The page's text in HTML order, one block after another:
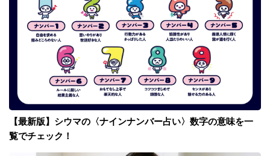
【最新版】シウマの〈ナインナンバー占い〉数字の意味を一
覧でチェック！